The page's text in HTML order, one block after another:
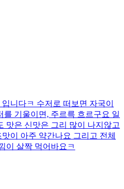
니다ㅋ 수저로 떠보면 자국이
기울이면, 주르륵 흐르구요 일
맛은 신맛은 그리 많이 나지않고
이 아주 약간나요 그리고 전체
이 살짝 먹어바요ㅋ